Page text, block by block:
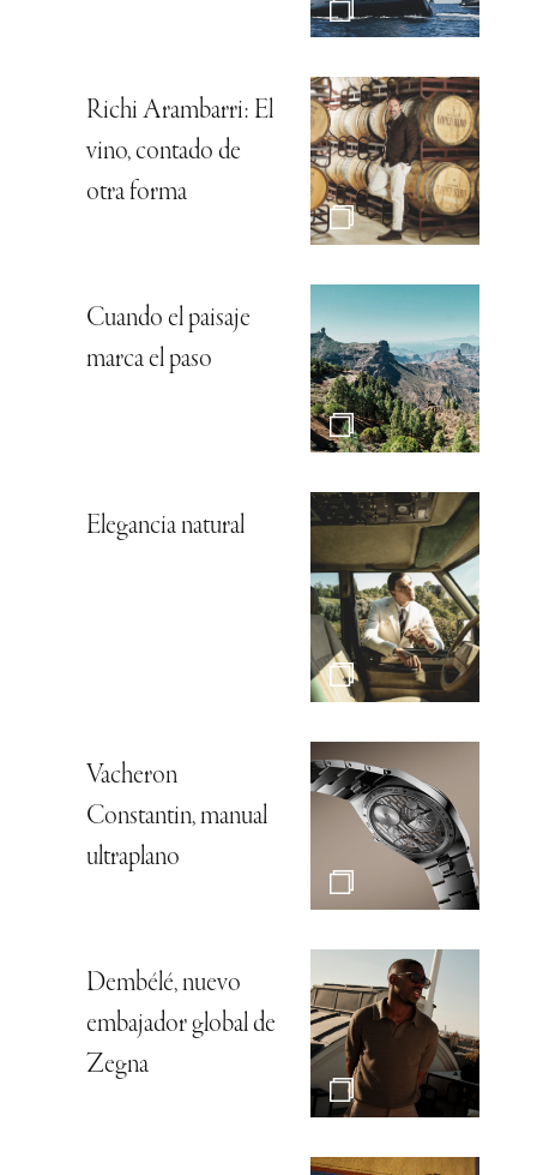
Richi Arambarri: El
vino, contado de
otra forma
Cuando el paisaje
marca el paso
Elegancia natural
Vacheron
Constantin, manual
ultraplano
Dembélé, nuevo
embajador global de
Zegna